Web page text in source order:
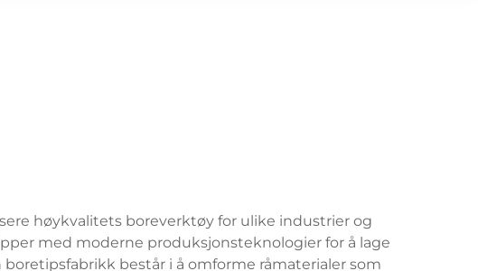
høykvalitets boreverktøy for ulike industrier og
med moderne produksjonsteknologier for å lage
består i å omforme råmaterialer som